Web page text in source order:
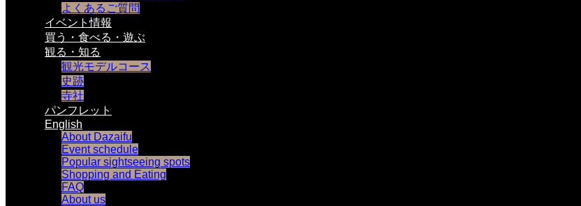
よくあるご質問
イベント情報
買う・食べる・遊ぶ
観る・知る
観光モデルコース
史跡
寺社
パンフレット
English
About Dazaifu
Event schedule
Popular sightseeing spots
Shopping and Eating
FAQ
About us